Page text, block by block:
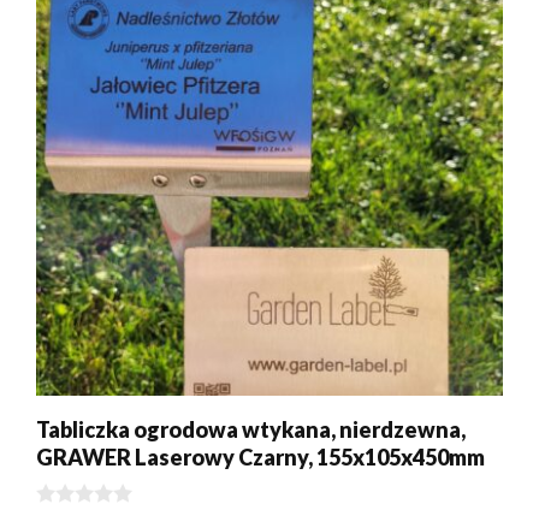
Tabliczka ogrodowa wtykana, nierdzewna,
GRAWER Laserowy Czarny, 155x105x450mm